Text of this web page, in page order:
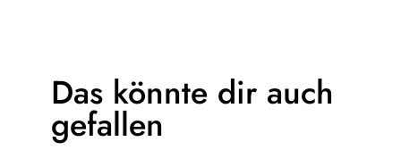
Das könnte dir auch
gefallen